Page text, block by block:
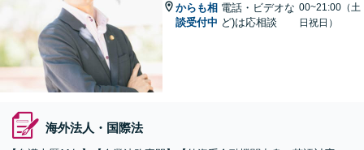
からも相
談受付中
電話・ビデオな
ど)は応相談
00~21:00（土
日祝日）
海外法人・国際法